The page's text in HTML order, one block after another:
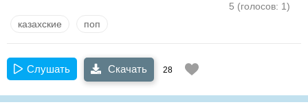
5 (голосов: 1)
казахские поп
Слушать Скачать 28